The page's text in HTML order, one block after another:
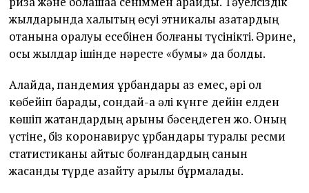
жылдарында халықтың өсуі этникалық қазақтардың
отанына оралуы есебінен болғаны түсінікті. Әрине,
осы жылдар ішінде нәресте «бумы» да болды.
Алайда, пандемия құрбандары аз емес, әрі ол
көбейіп барады, сондай-ақ әлі күнге дейін елден
көшіп жатқандардың қарқыны бәсеңдеген жоқ. Оның
үстіне, біз коронавирус құрбандары туралы ресми
статистиканы қайтыс болғандардың санын
жасанды түрде азайту арқылы бұрмаладық.